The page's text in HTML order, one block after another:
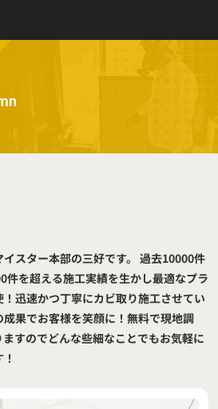
スター本部の三好です。 過去10000件
件を超える施工実績を生かし最適なプラ
迅速かつ丁寧にカビ取り施工させてい
果でお客様を笑顔に！無料で現地調
すのでどんな些細なことでもお気軽に